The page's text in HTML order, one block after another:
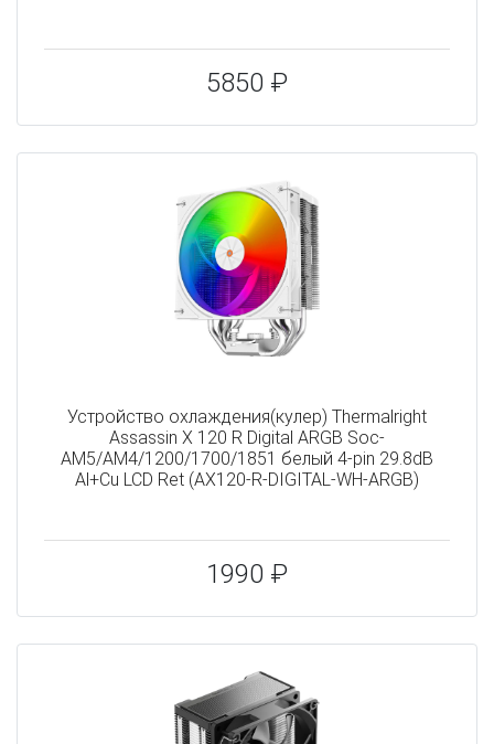
5850 ₽
Устройство охлаждения(кулер) Thermalright
Assassin X 120 R Digital ARGB Soc-
AM5/AM4/1200/1700/1851 белый 4-pin 29.8dB
Al+Cu LCD Ret (AX120-R-DIGITAL-WH-ARGB)
1990 ₽